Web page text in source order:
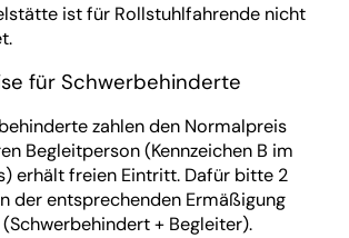
ist für Rollstuhlfahrende nicht
für Schwerbehinderte
zahlen den Normalpreis
Begleitperson (Kennzeichen B im
erhält freien Eintritt. Dafür bitte 2
der entsprechenden Ermäßigung
+ Begleiter).